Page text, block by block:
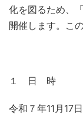
化を図るため、
開催します。こ
１ 日 時
令和７年11月17